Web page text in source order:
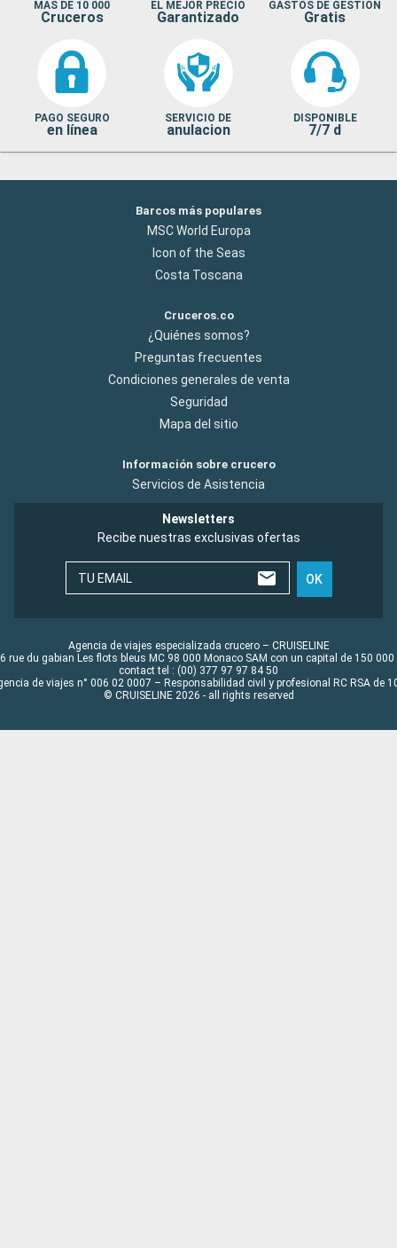
MAS DE 10 000
Cruceros
EL MEJOR PRECIO
Garantizado
GASTOS DE GESTION
Gratis
PAGO SEGURO
en línea
SERVICIO DE
anulacion
DISPONIBLE
7/7 d
Barcos más populares
MSC World Europa
Icon of the Seas
Costa Toscana
Cruceros.co
¿Quiénes somos?
Preguntas frecuentes
Condiciones generales de venta
Seguridad
Mapa del sitio
Información sobre crucero
Servicios de Asistencia
Newsletters
Recibe nuestras exclusivas ofertas
TU EMAIL OK
Agencia de viajes especializada crucero – CRUISELINE
rue du gabian Les flots bleus MC 98 000 Monaco SAM con un capital de 150 000
contact tel : (00) 377 97 97 84 50
de viajes n° 006 02 0007 – Responsabilidad civil y profesional RC RSA de
© CRUISELINE 2026 - all rights reserved